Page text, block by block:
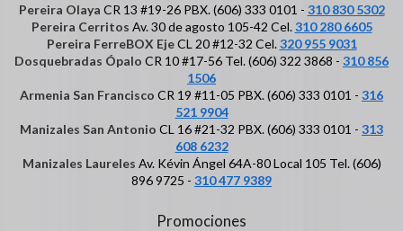
Pereira Olaya CR 13 #19-26 PBX. (606) 333 0101 - 310 830 5302
Pereira Cerritos Av. 30 de agosto 105-42 Cel.310 280 6605
Pereira FerreBOX EjeCL 20 #12-32 Cel.320 955 9031
Dosquebradas Ópalo CR 10 #17-56 Tel. (606) 322 3868 - 310 856
1506
Armenia San Francisco CR 19 #11-05 PBX. (606) 333 0101 - 316
521 9904
Manizales San Antonio CL 16 #21-32 PBX. (606) 333 0101 - 313
608 6232
Manizales Laureles Av. Kévin Ángel 64A-80 Local 105 Tel. (606)
896 9725 - 310 477 9389
Promociones